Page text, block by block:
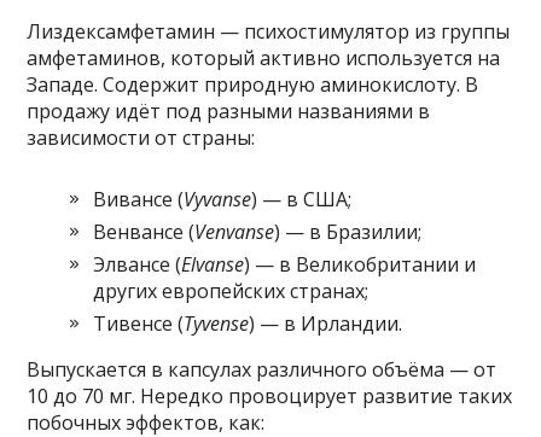
Лиздексамфетамин — психостимулятор из группы
амфетаминов, который активно используется на
Западе. Содержит природную аминокислоту. В
продажу идёт под разными названиями в
зависимости от страны:
Вивансе (Vyvanse) — в США;
Венвансе (Venvanse) — в Бразилии;
Элвансе (Elvanse) — в Великобритании и
других европейских странах;
Тивенсе (Tyvense) — в Ирландии.
Выпускается в капсулах различного объёма — от
10 до 70 мг. Нередко провоцирует развитие таких
побочных эффектов, как: